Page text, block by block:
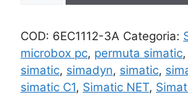
COD: 6EC1112-3A Categoria:
microbox pc, permuta simatic,
simatic, simadyn, simatic,
simatic C1, Simatic NET,